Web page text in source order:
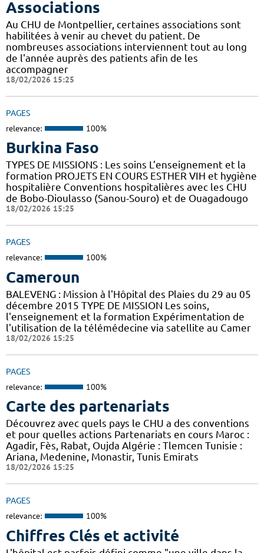
Associations
Au CHU de Montpellier, certaines associations sont
habilitées à venir au chevet du patient. De
nombreuses associations interviennent tout au long
de l'année auprès des patients afin de les
accompagner
18/02/2026 15:25
PAGES
relevance: 100%
Burkina Faso
TYPES DE MISSIONS : Les soins L’enseignement et la
formation PROJETS EN COURS ESTHER VIH et hygiène
hospitalière Conventions hospitalières avec les CHU
de Bobo-Dioulasso (Sanou-Souro) et de Ouagadougo
18/02/2026 15:25
PAGES
relevance: 100%
Cameroun
BALEVENG : Mission à l'Hôpital des Plaies du 29 au 05
décembre 2015 TYPE DE MISSION Les soins,
l'enseignement et la formation Expérimentation de
l'utilisation de la télémédecine via satellite au Camer
18/02/2026 15:25
PAGES
relevance: 100%
Carte des partenariats
Découvrez avec quels pays le CHU a des conventions
et pour quelles actions Partenariats en cours Maroc :
Agadir, Fès, Rabat, Oujda Algérie : Tlemcen Tunisie :
Ariana, Medenine, Monastir, Tunis Emirats
18/02/2026 15:25
PAGES
relevance: 100%
Chiffres Clés et activité